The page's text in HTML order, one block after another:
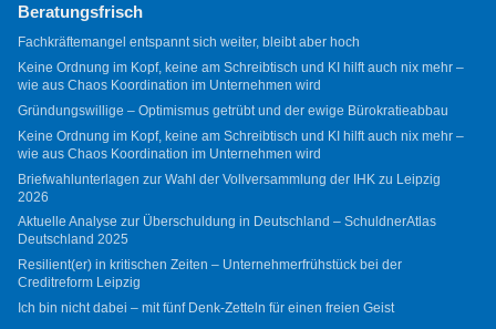
Beratungsfrisch
Fachkräftemangel entspannt sich weiter, bleibt aber hoch
Keine Ordnung im Kopf, keine am Schreibtisch und KI hilft auch nix mehr –
wie aus Chaos Koordination im Unternehmen wird
Gründungswillige – Optimismus getrübt und der ewige Bürokratieabbau
Keine Ordnung im Kopf, keine am Schreibtisch und KI hilft auch nix mehr –
wie aus Chaos Koordination im Unternehmen wird
Briefwahlunterlagen zur Wahl der Vollversammlung der IHK zu Leipzig
2026
Aktuelle Analyse zur Überschuldung in Deutschland – SchuldnerAtlas
Deutschland 2025
Resilient(er) in kritischen Zeiten – Unternehmerfrühstück bei der
Creditreform Leipzig
Ich bin nicht dabei – mit fünf Denk-Zetteln für einen freien Geist